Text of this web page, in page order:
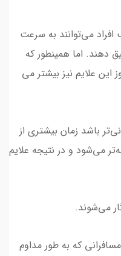
می‌توانند به سرعت
دهند. اما همینطور که
این علایم نیز بیشتر می
باشد زمان بیشتری از
می‌شود و در نتیجه علایم
می‌شوند.
که به طور مداوم